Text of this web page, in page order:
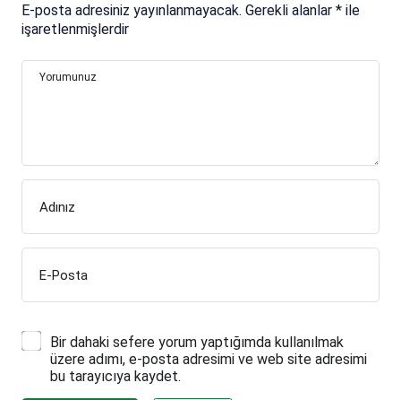
E-posta adresiniz yayınlanmayacak. Gerekli alanlar * ile
işaretlenmişlerdir
Yorumunuz
Adınız
E-Posta
Bir dahaki sefere yorum yaptığımda kullanılmak
üzere adımı, e-posta adresimi ve web site adresimi
bu tarayıcıya kaydet.